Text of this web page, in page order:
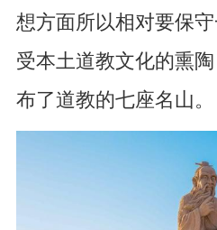
想方面所以相对要保
受本土道教文化的熏
布了道教的七座名山。